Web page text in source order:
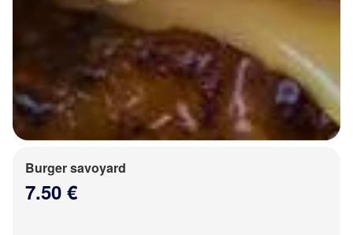
Burger savoyard
7.50 €